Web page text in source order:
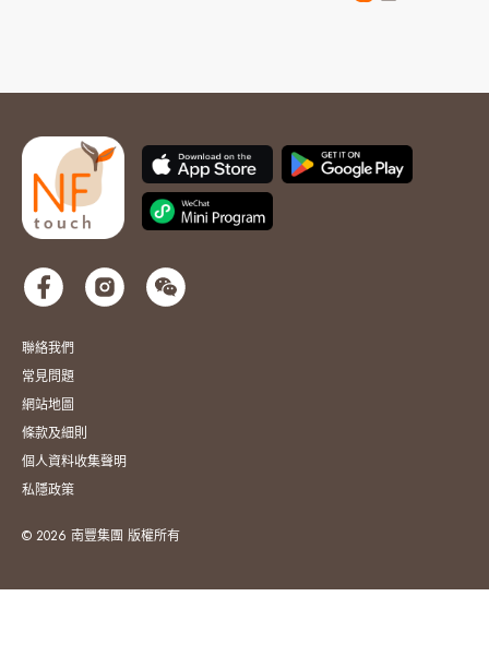
聯絡我們
常見問題
網站地圖
條款及細則
個人資料收集聲明
私隱政策
© 2026 南豐集團 版權所有